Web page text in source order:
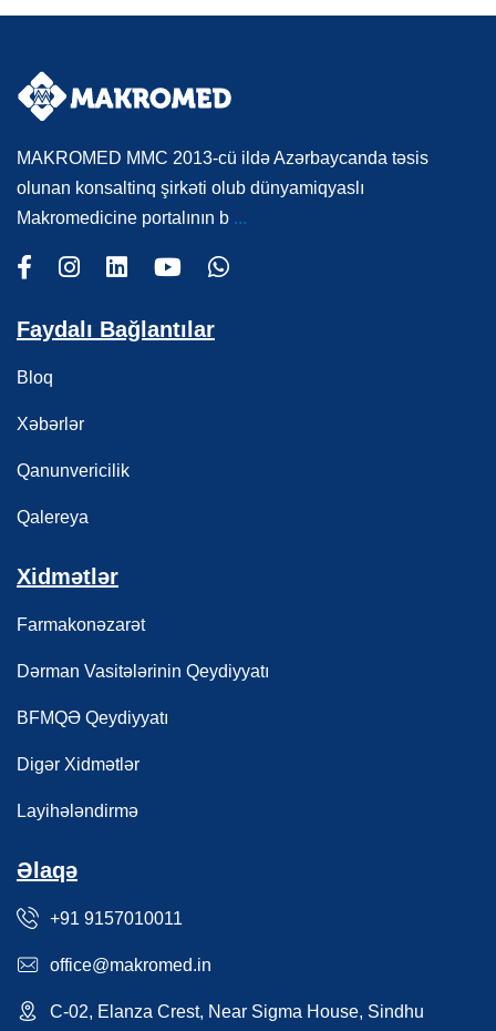
MAKROMED MMC 2013-cü ildə Azərbaycanda təsis
olunan konsaltinq şirkəti olub dünyamiqyaslı
Makromedicine portalının b ...
Faydalı Bağlantılar
Bloq
Xəbərlər
Qanunvericilik
Qalereya
Xidmətlər
Farmakonəzarət
Dərman Vasitələrinin Qeydiyyatı
BFMQƏ Qeydiyyatı
Digər Xidmətlər
Layihələndirmə
Əlaqə
+91 9157010011
office@makromed.in
C-02, Elanza Crest, Near Sigma House, Sindhu